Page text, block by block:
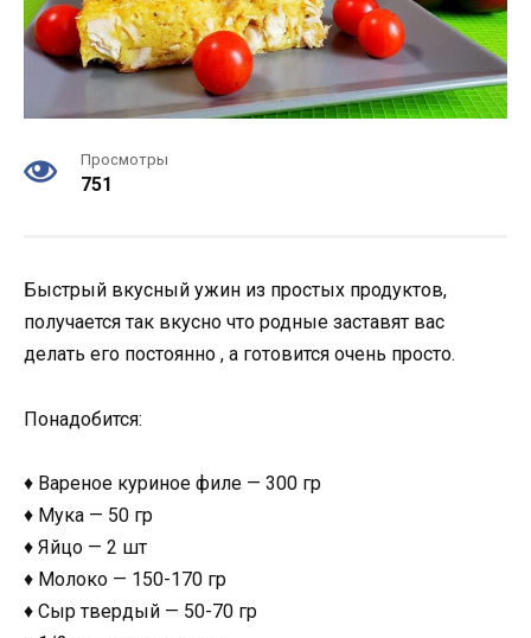
Просмотры
751
Быстрый вкусный ужин из простых продуктов,
получается так вкусно что родные заставят вас
делать его постоянно , а готовится очень просто.
Понадобится:
♦ Вареное куриное филе — 300 гр
♦ Мука — 50 гр
♦ Яйцо — 2 шт
♦ Молоко — 150-170 гр
♦ Сыр твердый — 50-70 гр